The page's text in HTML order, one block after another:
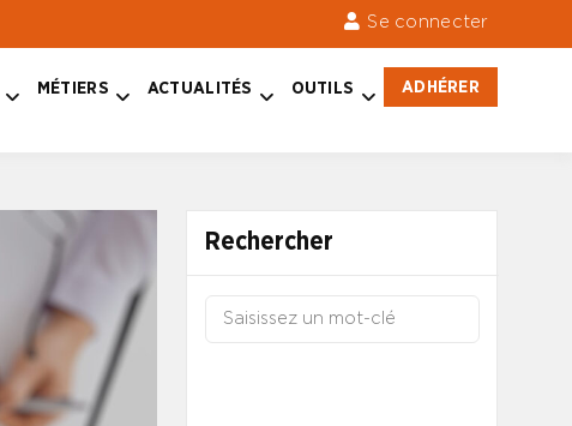
Se connecter
MÉTIERS ACTUALITÉS OUTILS ADHÉRER
Rechercher